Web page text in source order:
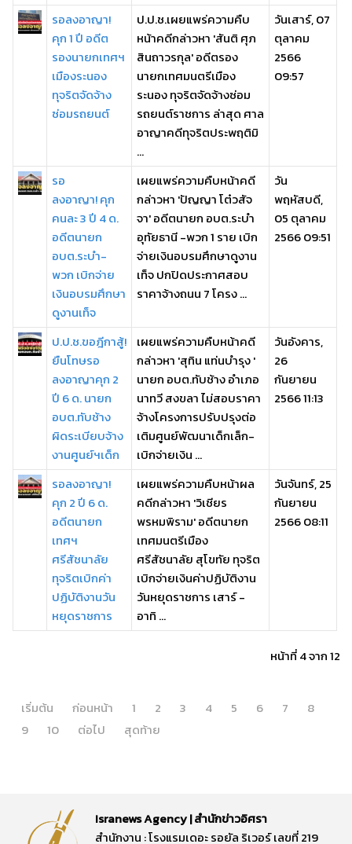
รอลงอาญา!
คุก 1 ปี อดีต
รองนายกเทศฯ
เมืองระนอง
ทุจริตจัดจ้าง
ซ่อมรถยนต์
ป.ป.ช.เผยแพร่ความคืบ
หน้าคดีกล่าวหา 'สันติ ศุภ
สินถาวรกุล' อดีตรอง
นายกเทศมนตรีเมือง
ระนอง ทุจริตจัดจ้างซ่อม
รถยนต์ราชการ ล่าสุด ศาล
อาญาคดีทุจริตประพฤติมิ
...
วันเสาร์, 07
ตุลาคม
2566
09:57
รอ
ลงอาญา! คุก
คนละ 3 ปี 4 ด.
อดีตนายก
อบต.ระบำ-
พวก เบิกจ่าย
เงินอบรมศึกษา
ดูงานเท็จ
เผยแพร่ความคืบหน้าคดี
กล่าวหา 'ปัญญา โต๋วสัจ
จา' อดีตนายก อบต.ระบำ
อุทัยธานี -พวก 1 ราย เบิก
จ่ายเงินอบรมศึกษาดูงาน
เท็จ ปกปิดประกาศสอบ
ราคาจ้างถนน 7 โครง ...
วัน
พฤหัสบดี,
05 ตุลาคม
2566 09:51
ป.ป.ช.ขอฎีกาสู้!
ยืนโทษรอ
ลงอาญาคุก 2
ปี 6 ด. นายก
อบต.ทับช้าง
ผิดระเบียบจ้าง
งานศูนย์ฯเด็ก
เผยแพร่ความคืบหน้าคดี
กล่าวหา 'สุทิน แท่นบำรุง '
นายก อบต.ทับช้าง อำเภอ
นาทวี สงขลา ไม่สอบราคา
จ้างโครงการปรับปรุงต่อ
เติมศูนย์พัฒนาเด็กเล็ก-
เบิกจ่ายเงิน ...
วันอังคาร,
26
กันยายน
2566 11:13
รอลงอาญา!
คุก 2 ปี 6 ด.
อดีตนายก
เทศฯ
ศรีสัชนาลัย
ทุจริตเบิกค่า
ปฏิบัติงานวัน
หยุดราชการ
เผยแพร่ความคืบหน้าผล
คดีกล่าวหา 'วิเชียร
พรหมพิราม' อดีตนายก
เทศมนตรีเมือง
ศรีสัชนาลัย สุโขทัย ทุจริต
เบิกจ่ายเงินค่าปฏิบัติงาน
วันหยุดราชการ เสาร์ -
อาทิ ...
วันจันทร์, 25
กันยายน
2566 08:11
หน้าที่ 4 จาก 12
เริ่มต้น ก่อนหน้า 1 2 3 4 5 6 7
8
9
10 ต่อไป สุดท้าย
Isranews Agency | สำนักข่าวอิศรา
สำนักงาน : โรงแรมเดอะ รอยัล ริเวอร์ เลขที่ 219